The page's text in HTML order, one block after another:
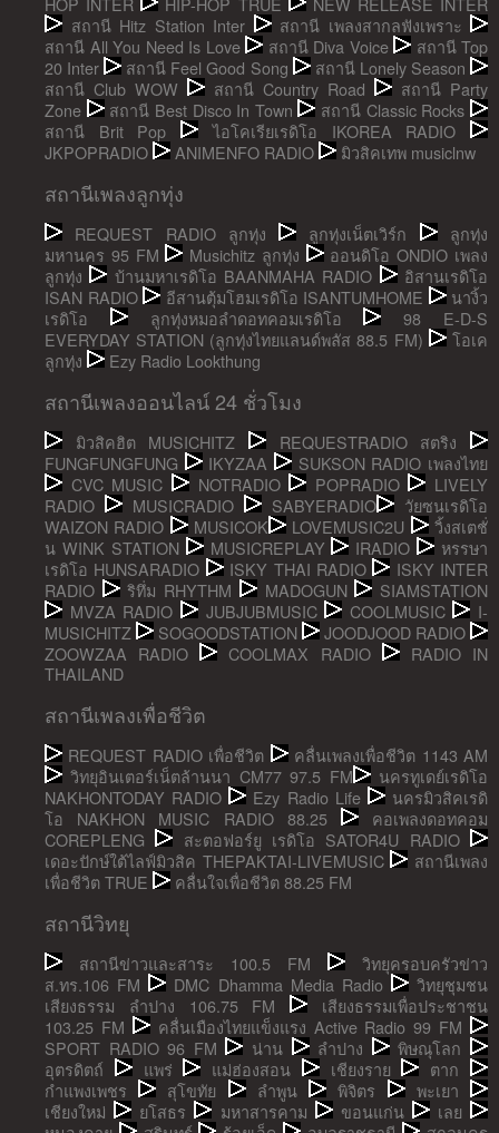
สถานี Hitz Station Inter
สถานี เพลงสากลฟังเพราะ
สถานี All You Need Is Love
สถานี Diva Voice
สถานี Top
20 Inter
สถานี Feel Good Song
สถานี Lonely Season
สถานี Club WOW
สถานี Country Road
สถานี Party
Zone
สถานี Best Disco In Town
สถานี Classic Rocks
สถานี Brit Pop
ไอโคเรียเรดิโอ IKOREA RADIO
JKPOPRADIO
ANIMENFO RADIO มิวสิคเทพ musiclnw
สถานีเพลงลูกทุ่ง
REQUEST RADIO ลูกทุ่ง ลูกทุ่งเน็ตเวิร์ก
ลูกทุ่ง
มหานคร 95 FM
Musichitz ลูกทุ่ง
ออนดิโอ ONDIO เพลง
ลูกทุ่ง
บ้านมหาเรดิโอ BAANMAHA RADIO
อิสานเรดิโอ
ISAN RADIO
อีสานตุ้มโฮมเรดิโอ ISANTUMHOME
นางิ้ว
เรดิโอ
ลูกทุ่งหมอลำดอทคอมเรดิโอ
98 E-D-S
EVERYDAY STATION (ลูกทุ่งไทยแลนด์พลัส 88.5 FM)
โอเค
ลูกทุ่ง
Ezy Radio Lookthung
สถานีเพลงออนไลน์ 24 ชั่วโมง
มิวสิคฮิต MUSICHITZ
REQUESTRADIO สตริง
FUNGFUNGFUNG
IKYZAA
SUKSON RADIO เพลงไทย
CVC MUSIC
NOTRADIO POPRADIO
LIVELY
RADIO
MUSICRADIO SABYERADIO
วัยซนเรดิโอ
WAIZON RADIO
MUSICOK LOVEMUSIC2U
วิ้งสเตชั่
น WINK STATION
MUSICREPLAY IRADIO
หรรษา
เรดิโอ HUNSARADIO
ISKY THAI RADIO
ISKY INTER
RADIO
ริทึ่ม RHYTHM MADOGUN
SIAMSTATION
MVZA RADIO
JUBJUBMUSIC COOLMUSIC
I-
MUSICHITZ
SOGOODSTATION
JOODJOOD RADIO
ZOOWZAA RADIO
COOLMAX RADIO
RADIO IN
THAILAND
สถานีเพลงเพื่อชีวิต
REQUEST RADIO เพื่อชีวิต
คลื่นเพลงเพื่อชีวิต 1143 AM
วิทยุอินเตอร์เน็ตล้านนา CM77 97.5 FM
นครทูเดย์เรดิโอ
NAKHONTODAY RADIO
Ezy Radio Life
นครมิวสิคเรดิ
โอ NAKHON MUSIC RADIO 88.25
คอเพลงดอทคอม
COREPLENG
สะตอฟอร์ยู เรดิโอ SATOR4U RADIO
เดอะปักษ์ใต้ไลฟ์มิวสิค THEPAKTAI-LIVEMUSIC
สถานีเพลง
เพื่อชีวิต TRUE
คลื่นใจเพื่อชีวิต 88.25 FM
สถานีวิทยุ
สถานีข่าวและสาระ 100.5 FM
วิทยุครอบครัวข่าว
ส.ทร.106 FM
DMC Dhamma Media Radio
วิทยุชุมชน
เสียงธรรม ลำปาง 106.75 FM
เสียงธรรมเพื่อประชาชน
103.25 FM
คลื่นเมืองไทยแข็งแรง Active Radio 99 FM
SPORT RADIO 96 FM
น่าน ลำปาง
พิษณุโลก
อุตรดิตถ์
แพร่ แม่ฮ่องสอน เชียงราย
ตาก
กำแพงเพชร
สุโขทัย ลำพูน พิจิตร
พะเยา
เชียงใหม่
ยโสธร มหาสารคาม ขอนแก่น
เลย